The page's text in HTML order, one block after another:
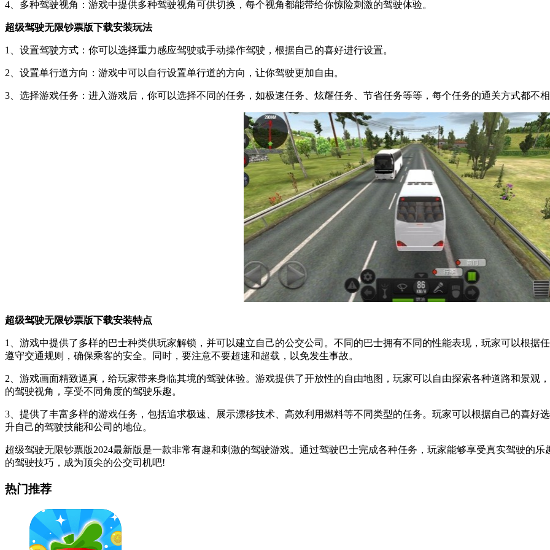
4、多种驾驶视角：游戏中提供多种驾驶视角可供切换，每个视角都能带给你惊险刺激的驾驶体验。
超级驾驶无限钞票版下载安装玩法
1、设置驾驶方式：你可以选择重力感应驾驶或手动操作驾驶，根据自己的喜好进行设置。
2、设置单行道方向：游戏中可以自行设置单行道的方向，让你驾驶更加自由。
3、选择游戏任务：进入游戏后，你可以选择不同的任务，如极速任务、炫耀任务、节省任务等等，每个任务的通关方式都不
超级驾驶无限钞票版下载安装特点
1、游戏中提供了多样的巴士种类供玩家解锁，并可以建立自己的公交公司。不同的巴士拥有不同的性能表现，玩家可以根据
遵守交通规则，确保乘客的安全。同时，要注意不要超速和超载，以免发生事故。
2、游戏画面精致逼真，给玩家带来身临其境的驾驶体验。游戏提供了开放性的自由地图，玩家可以自由探索各种道路和景观
的驾驶视角，享受不同角度的驾驶乐趣。
3、提供了丰富多样的游戏任务，包括追求极速、展示漂移技术、高效利用燃料等不同类型的任务。玩家可以根据自己的喜好
升自己的驾驶技能和公司的地位。
超级驾驶无限钞票版2024最新版是一款非常有趣和刺激的驾驶游戏。通过驾驶巴士完成各种任务，玩家能够享受真实驾驶的
的驾驶技巧，成为顶尖的公交司机吧!
热门推荐